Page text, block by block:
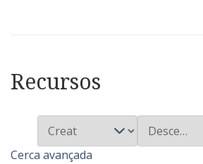
Recursos
Cerca avançada